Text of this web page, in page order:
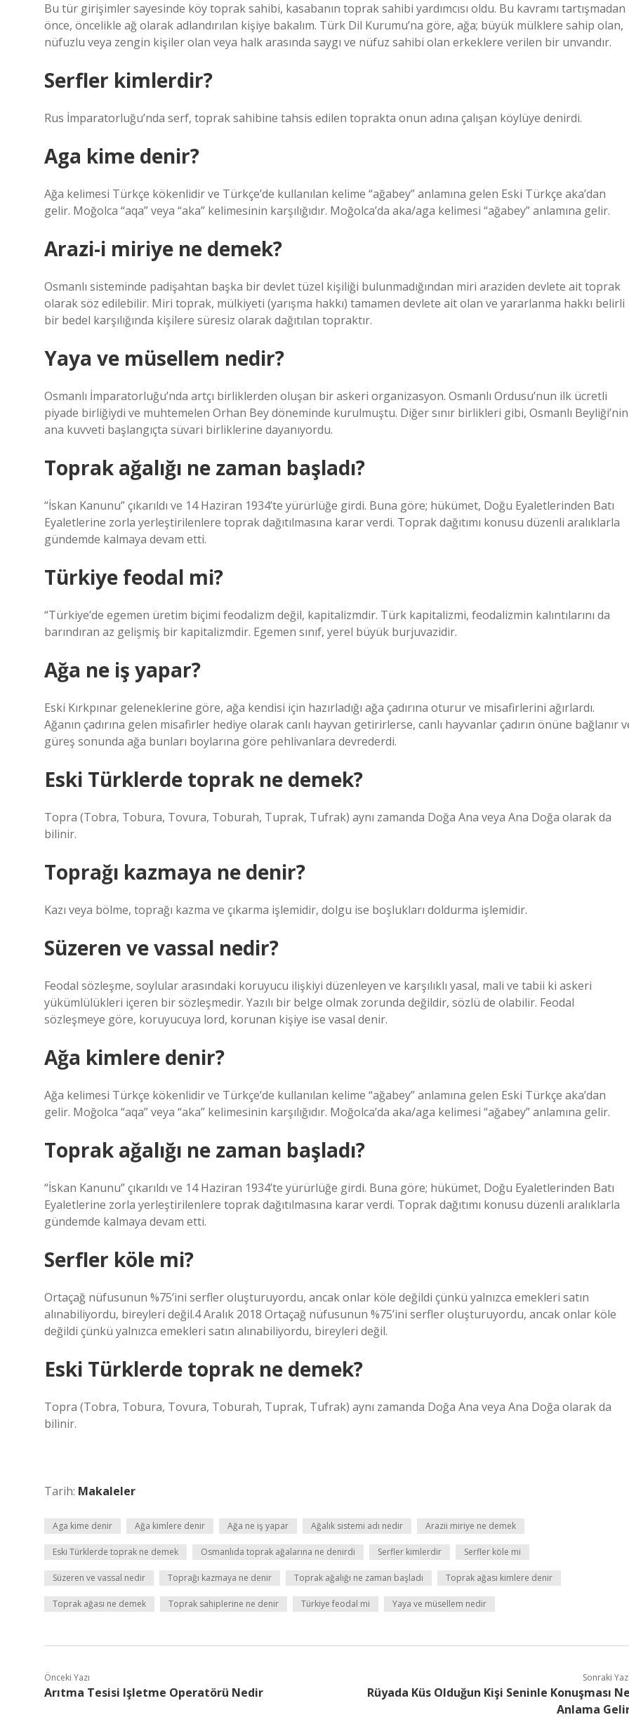
Bu tür girişimler sayesinde köy toprak sahibi, kasabanın toprak sahibi yardımcısı oldu. Bu kavramı tartışmadan
önce, öncelikle ağ olarak adlandırılan kişiye bakalım. Türk Dil Kurumu’na göre, ağa; büyük mülklere sahip olan,
nüfuzlu veya zengin kişiler olan veya halk arasında saygı ve nüfuz sahibi olan erkeklere verilen bir unvandır.
Serfler kimlerdir?
Rus İmparatorluğu’nda serf, toprak sahibine tahsis edilen toprakta onun adına çalışan köylüye denirdi.
Aga kime denir?
Ağa kelimesi Türkçe kökenlidir ve Türkçe’de kullanılan kelime “ağabey” anlamına gelen Eski Türkçe aka’dan
gelir. Moğolca “aqa” veya “aka” kelimesinin karşılığıdır. Moğolca’da aka/aga kelimesi “ağabey” anlamına gelir.
Arazi-i miriye ne demek?
Osmanlı sisteminde padişahtan başka bir devlet tüzel kişiliği bulunmadığından miri araziden devlete ait toprak
olarak söz edilebilir. Miri toprak, mülkiyeti (yarışma hakkı) tamamen devlete ait olan ve yararlanma hakkı belirli
bir bedel karşılığında kişilere süresiz olarak dağıtılan topraktır.
Yaya ve müsellem nedir?
Osmanlı İmparatorluğu’nda artçı birliklerden oluşan bir askeri organizasyon. Osmanlı Ordusu’nun ilk ücretli
piyade birliğiydi ve muhtemelen Orhan Bey döneminde kurulmuştu. Diğer sınır birlikleri gibi, Osmanlı Beyliği’nin
ana kuvveti başlangıçta süvari birliklerine dayanıyordu.
Toprak ağalığı ne zaman başladı?
“İskan Kanunu” çıkarıldı ve 14 Haziran 1934’te yürürlüğe girdi. Buna göre; hükümet, Doğu Eyaletlerinden Batı
Eyaletlerine zorla yerleştirilenlere toprak dağıtılmasına karar verdi. Toprak dağıtımı konusu düzenli aralıklarla
gündemde kalmaya devam etti.
Türkiye feodal mi?
“Türkiye’de egemen üretim biçimi feodalizm değil, kapitalizmdir. Türk kapitalizmi, feodalizmin kalıntılarını da
barındıran az gelişmiş bir kapitalizmdir. Egemen sınıf, yerel büyük burjuvazidir.
Ağa ne iş yapar?
Eski Kırkpınar geleneklerine göre, ağa kendisi için hazırladığı ağa çadırına oturur ve misafirlerini ağırlardı.
Ağanın çadırına gelen misafirler hediye olarak canlı hayvan getirirlerse, canlı hayvanlar çadırın önüne bağlanır
güreş sonunda ağa bunları boylarına göre pehlivanlara devrederdi.
Eski Türklerde toprak ne demek?
Topra (Tobra, Tobura, Tovura, Toburah, Tuprak, Tufrak) aynı zamanda Doğa Ana veya Ana Doğa olarak da
bilinir.
Toprağı kazmaya ne denir?
Kazı veya bölme, toprağı kazma ve çıkarma işlemidir, dolgu ise boşlukları doldurma işlemidir.
Süzeren ve vassal nedir?
Feodal sözleşme, soylular arasındaki koruyucu ilişkiyi düzenleyen ve karşılıklı yasal, mali ve tabii ki askeri
yükümlülükleri içeren bir sözleşmedir. Yazılı bir belge olmak zorunda değildir, sözlü de olabilir. Feodal
sözleşmeye göre, koruyucuya lord, korunan kişiye ise vasal denir.
Ağa kimlere denir?
Ağa kelimesi Türkçe kökenlidir ve Türkçe’de kullanılan kelime “ağabey” anlamına gelen Eski Türkçe aka’dan
gelir. Moğolca “aqa” veya “aka” kelimesinin karşılığıdır. Moğolca’da aka/aga kelimesi “ağabey” anlamına gelir.
Toprak ağalığı ne zaman başladı?
“İskan Kanunu” çıkarıldı ve 14 Haziran 1934’te yürürlüğe girdi. Buna göre; hükümet, Doğu Eyaletlerinden Batı
Eyaletlerine zorla yerleştirilenlere toprak dağıtılmasına karar verdi. Toprak dağıtımı konusu düzenli aralıklarla
gündemde kalmaya devam etti.
Serfler köle mi?
Ortaçağ nüfusunun %75’ini serfler oluşturuyordu, ancak onlar köle değildi çünkü yalnızca emekleri satın
alınabiliyordu, bireyleri değil.4 Aralık 2018 Ortaçağ nüfusunun %75’ini serfler oluşturuyordu, ancak onlar köle
değildi çünkü yalnızca emekleri satın alınabiliyordu, bireyleri değil.
Eski Türklerde toprak ne demek?
Topra (Tobra, Tobura, Tovura, Toburah, Tuprak, Tufrak) aynı zamanda Doğa Ana veya Ana Doğa olarak da
bilinir.
Tarih: Makaleler
Aga kime denir Ağa kimlere denir Ağa ne iş yapar Ağalık sistemi adı nedir Arazii miriye ne demek
Eski Türklerde toprak ne demek Osmanlıda toprak ağalarına ne denirdi Serfler kimlerdir Serfler köle mi
Süzeren ve vassal nedir Toprağı kazmaya ne denir Toprak ağalığı ne zaman başladı Toprak ağası kimlere denir
Toprak ağası ne demek Toprak sahiplerine ne denir Türkiye feodal mi Yaya ve müsellem nedir
Önceki Yazı
Arıtma Tesisi Işletme Operatörü Nedir
Sonraki
Rüyada Küs Olduğun Kişi Seninle Konuşması
Anlama